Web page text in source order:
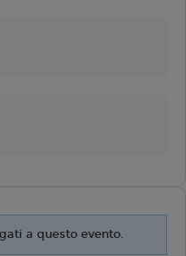
a questo evento.